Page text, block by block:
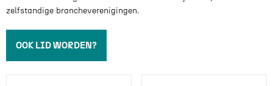
zelfstandige brancheverenigingen.
OOK LID WORDEN?